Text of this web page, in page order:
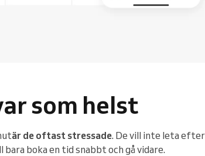
som helst
är de oftast stressade. De vill inte leta efter
boka en tid snabbt och gå vidare.